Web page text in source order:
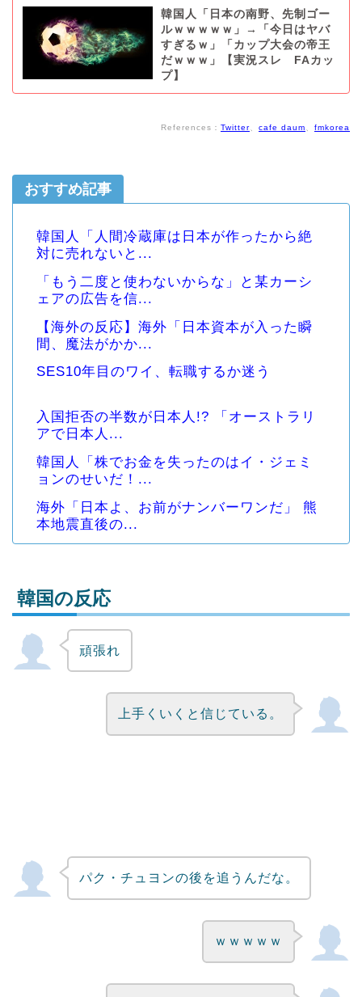
韓国人「日本の南野、先制ゴー
ルｗｗｗｗｗ」→「今日はヤバ
すぎるｗ」「カップ大会の帝王
だｗｗｗ」【実況スレ FAカッ
プ】
References： Twitter cafe daum fmkorea
おすすめ記事
韓国人「人間冷蔵庫は日本が作ったから絶
対に売れないと...
「もう二度と使わないからな」と某カーシ
ェアの広告を信...
【海外の反応】海外「日本資本が入った瞬
間、魔法がかか...
SES10年目のワイ、転職するか迷う
入国拒否の半数が日本人!? 「オーストラリ
アで日本人...
韓国人「株でお金を失ったのはイ・ジェミ
ョンのせいだ！...
海外「日本よ、お前がナンバーワンだ」 熊
本地震直後の...
Powered by livedoor 相互RSS
韓国の反応
頑張れ
上手くいくと信じている。
パク・チュヨンの後を追うんだな。
ｗｗｗｗｗ